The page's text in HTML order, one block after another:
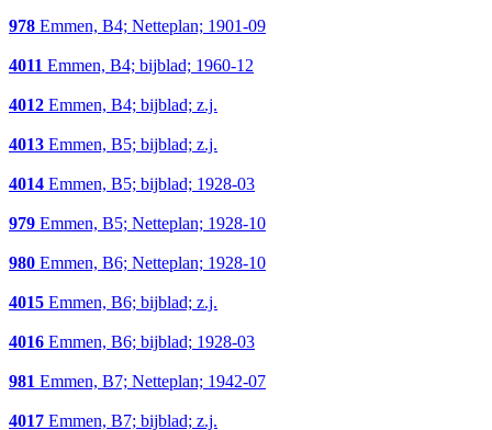
978 Emmen, B4; Netteplan; 1901-09
4011 Emmen, B4; bijblad; 1960-12
4012 Emmen, B4; bijblad; z.j.
4013 Emmen, B5; bijblad; z.j.
4014 Emmen, B5; bijblad; 1928-03
979 Emmen, B5; Netteplan; 1928-10
980 Emmen, B6; Netteplan; 1928-10
4015 Emmen, B6; bijblad; z.j.
4016 Emmen, B6; bijblad; 1928-03
981 Emmen, B7; Netteplan; 1942-07
4017 Emmen, B7; bijblad; z.j.